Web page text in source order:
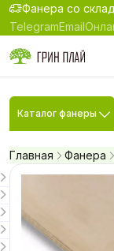
Фанера со
TelegramEmail
Каталог фанеры
Главная Фанера